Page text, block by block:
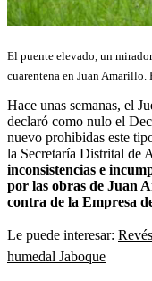
El puente elevado, un
cuarentena en Juan
Hace unas semanas, el
declaró como nulo el
nuevo prohibidas este
la Secretaría Distrital de
inconsistencias e
por las obras de Juan
contra de la Empresa
Le puede interesar:
humedal Jaboque